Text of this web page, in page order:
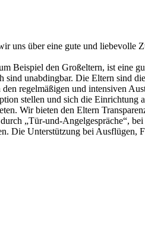
uns über eine gute und liebevolle
Beispiel den Großeltern, ist eine
unabdingbar. Die Eltern sind
regelmäßigen und intensiven
stellen und sich die
Wir bieten den Eltern
„Tür-und-Angelgespräche“,
Die Unterstützung bei Ausflügen,